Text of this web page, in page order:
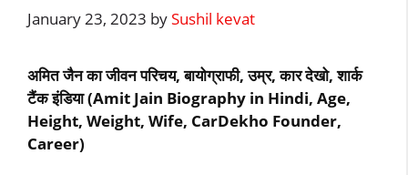
January 23, 2023 bySushil kevat
अमित जैन का जीवन परिचय, बायोग्राफी, उम्र, कार देखो, शार्क
टैंक इंडिया (Amit Jain Biography in Hindi, Age,
Height, Weight, Wife, CarDekho Founder,
Career)